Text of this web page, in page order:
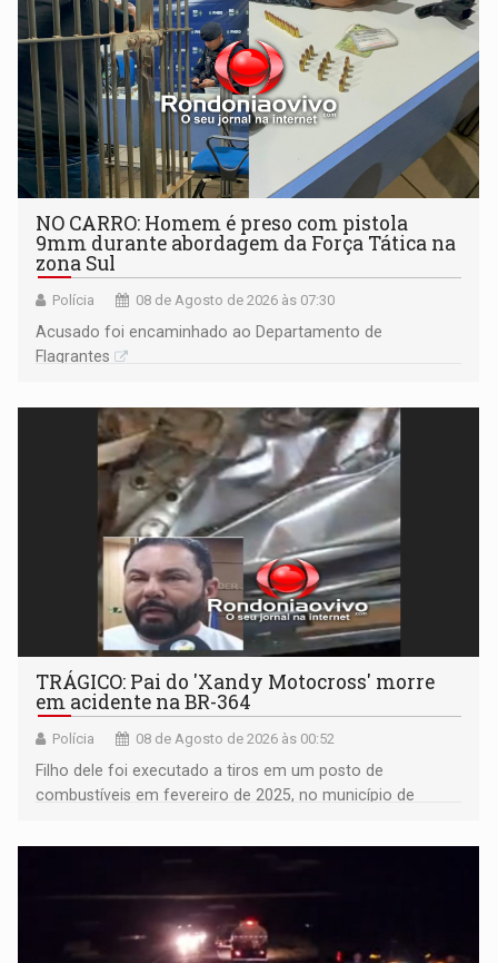
NO CARRO: Homem é preso com pistola
9mm durante abordagem da Força Tática na
zona Sul
Polícia 08 de Agosto de 2026 às 07:30
Acusado foi encaminhado ao Departamento de
Flagrantes
TRÁGICO: Pai do 'Xandy Motocross' morre
em acidente na BR-364
Polícia 08 de Agosto de 2026 às 00:52
Filho dele foi executado a tiros em um posto de
combustíveis em fevereiro de 2025, no município de